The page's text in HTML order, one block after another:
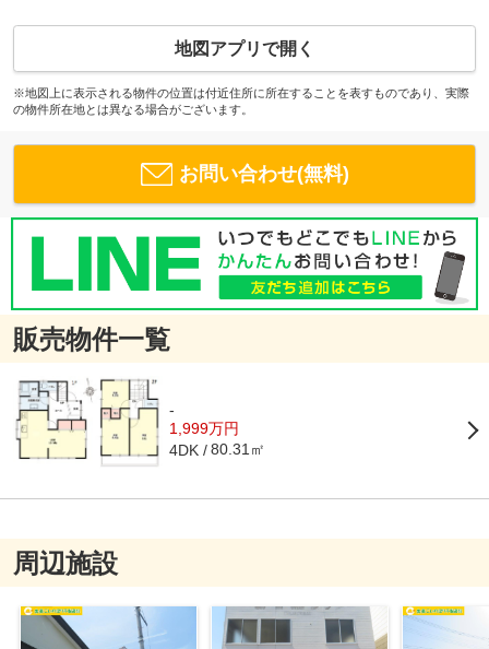
地図アプリで開く
※地図上に表示される物件の位置は付近住所に所在することを表すものであり、実際
の物件所在地とは異なる場合がございます。
お問い合わせ(無料)
販売物件一覧
-
1,999万円
4DK 80.31㎡
周辺施設